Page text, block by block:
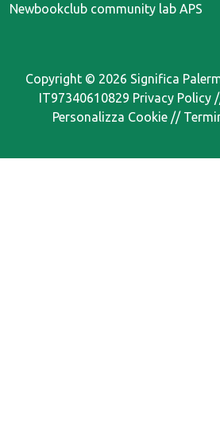
Newbookclub community lab APS
Copyright © 2026 Significa
IT97340610829 Privacy Policy
Personalizza Cookie//